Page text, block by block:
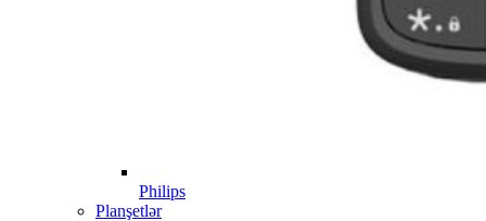
Philips
Planşetlər